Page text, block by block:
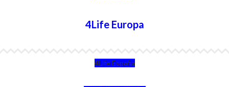
4Life Europa
4Life España